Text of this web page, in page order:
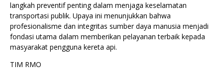
langkah preventif penting dalam menjaga keselamatan
transportasi publik. Upaya ini menunjukkan bahwa
profesionalisme dan integritas sumber daya manusia menjadi
fondasi utama dalam memberikan pelayanan terbaik kepada
masyarakat pengguna kereta api.
TIM RMO